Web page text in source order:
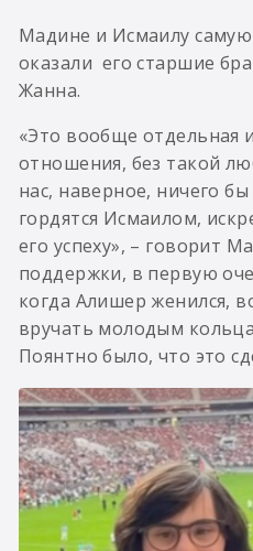
Мадине и Исмаилу
оказали его старшие
Жанна.
«Это вообще отдельная
отношения, без такой
нас, наверное, ничего
гордятся Исмаилом,
его успеху», – говорит
поддержки, в первую
когда Алишер женился,
вручать молодым
Поянтно было, что это